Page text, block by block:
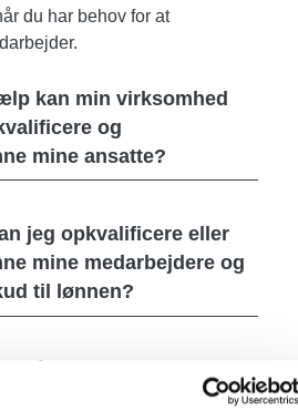
du har behov for at
kan min virksomhed
og
mine ansatte?
jeg opkvalificere eller
mine medarbejdere og
til lønnen?
værdifulde medarbejdere,